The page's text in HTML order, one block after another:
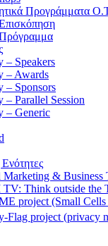
Προγράμματα
– Speakers
– Awards
– Sponsors
– Parallel Session
– Generic
& Business
Think outside the
project (Small
Flag project (privacy